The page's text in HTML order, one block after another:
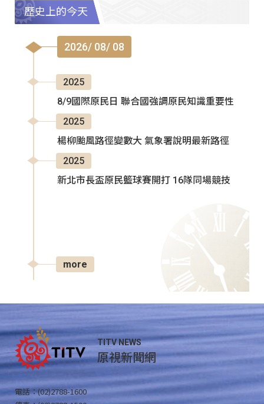
歷史上的今天
2026/ 08/ 08
2025
8/9國際原民日 聯合國強調原民知識重要性
2025
楊柳颱風路徑變數大 氣象署說明最新路徑
2025
新北市長盃原民籃球賽開打 16隊同場競技
more
TITV NEWS
原視新聞網
電話：(02)2788-1600